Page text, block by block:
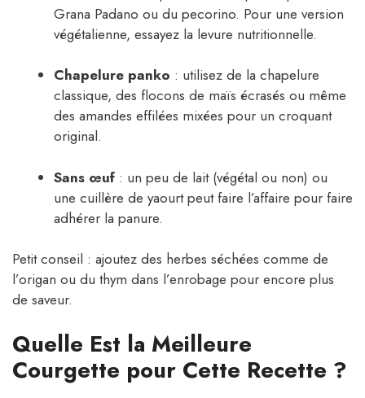
Grana Padano ou du pecorino. Pour une version
végétalienne, essayez la levure nutritionnelle.
Chapelure panko : utilisez de la chapelure
classique, des flocons de maïs écrasés ou même
des amandes effilées mixées pour un croquant
original.
Sans œuf : un peu de lait (végétal ou non) ou
une cuillère de yaourt peut faire l’affaire pour faire
adhérer la panure.
Petit conseil : ajoutez des herbes séchées comme de
l’origan ou du thym dans l’enrobage pour encore plus
de saveur.
Quelle Est la Meilleure
Courgette pour Cette Recette ?